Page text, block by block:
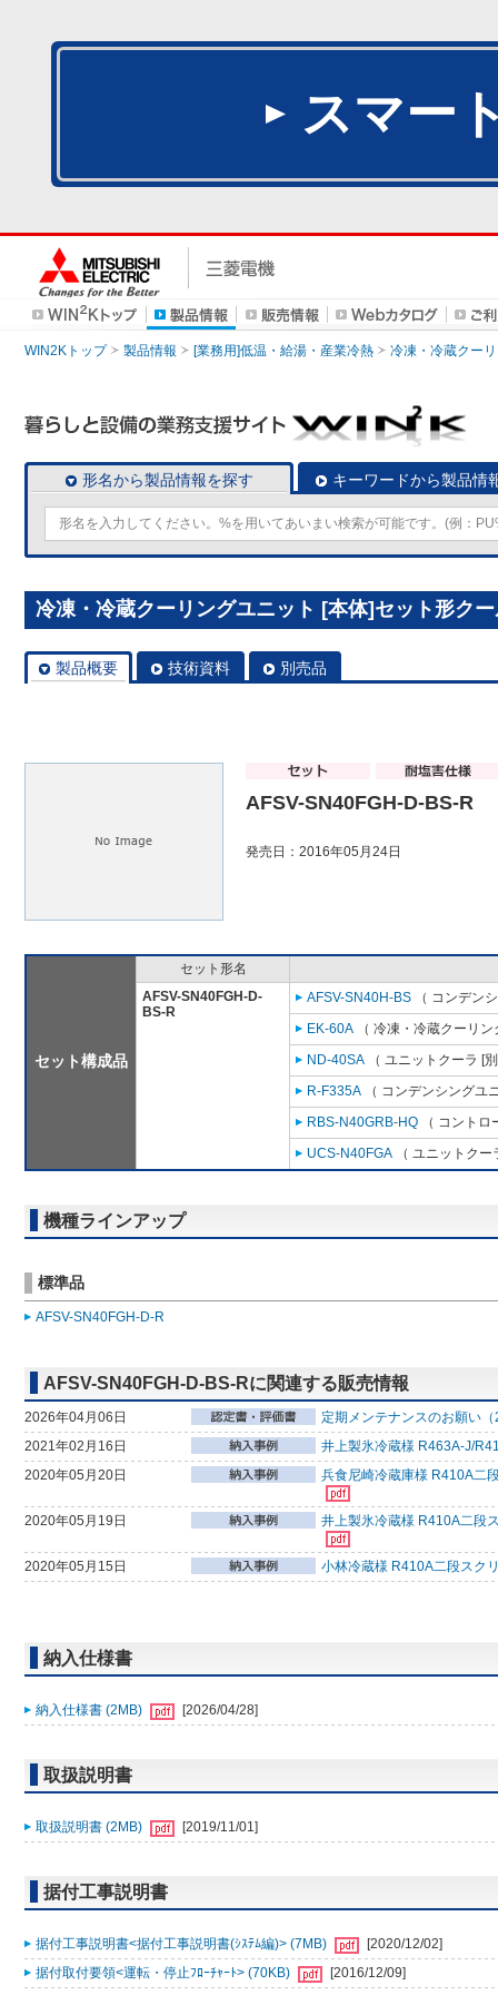
スマー
WIN2Kトップ 製品情報 [業務用]低温・給湯・産業冷熱 冷凍・冷蔵クー
形名から製品情報を探す キーワードから製品情
冷凍・冷蔵クーリングユニット [本体]セット形ク
製品概要 技術資料 別売品
AFSV-SN40FGH-D-BS-R
発売日：2016年05月24日
セット構成品
セット形名
AFSV-SN40FGH-D-
BS-R
AFSV-SN40H-BS （ コンデン
EK-60A （ 冷凍・冷蔵クーリ
ND-40SA （ ユニットクーラ [
R-F335A （ コンデンシングユ
RBS-N40GRB-HQ （ コント
UCS-N40FGA （ ユニットク
機種ラインアップ
標準品
AFSV-SN40FGH-D-R
AFSV-SN40FGH-D-BS-Rに関連する販売情報
2026年04月06日
定期メンテナンスのお願い
2021年02月16日
井上製氷冷蔵様 R463A-J/
2020年05月20日
兵食尼崎冷蔵庫様 R410A二
2020年05月19日 井上製氷冷蔵様 R410A二段
2020年05月15日 小林冷蔵様 R410A二段スク
納入仕様書
納入仕様書 (2MB) [2026/04/28]
取扱説明書
取扱説明書 (2MB) [2019/11/01]
据付工事説明書
据付工事説明書<据付工事説明書(ｼｽﾃﾑ編)> (7MB)
[2020/12/02]
据付取付要領<運転・停止ﾌﾛｰﾁｬｰﾄ> (70KB)
[2016/12/09]